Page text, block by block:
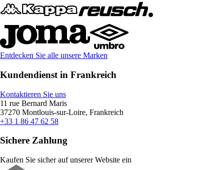
Entdecken Sie alle unsere Marken
Kundendienst in Frankreich
Kontaktieren Sie uns
11 rue Bernard Maris
37270 Montlouis-sur-Loire, Frankreich
+33 1 86 47 62 58
Sichere Zahlung
Kaufen Sie sicher auf unserer Website ein